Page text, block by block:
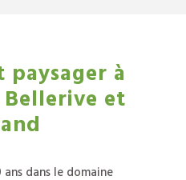
à
et
dans le domaine